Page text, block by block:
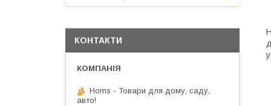
КОНТАКТИ
Homs - Товари для дому, саду,
авто!